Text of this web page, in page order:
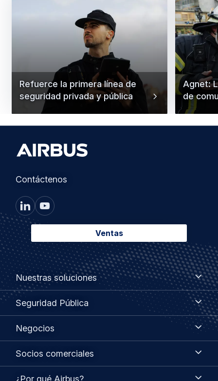
Refuerce la primera línea de
seguridad privada y pública
Agnet:
de
Contáctenos
Ventas
Footer
menu
Nuestras soluciones
Nuestras
soluciones
Seguridad Pública
Seguridad
Negocios
Socios comerciales
¿Por qué Airbus?